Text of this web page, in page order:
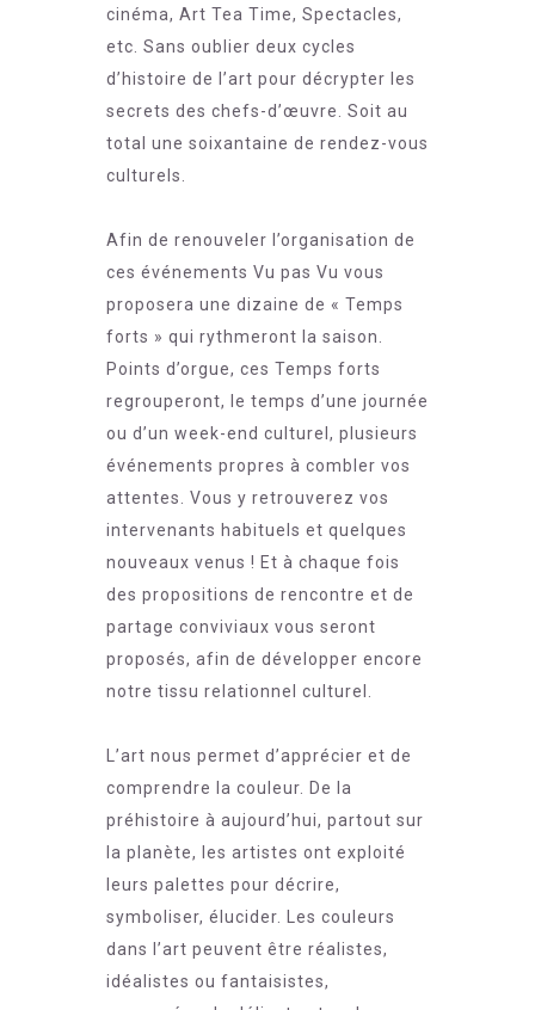
cinéma, Art Tea Time, Spectacles,
etc. Sans oublier deux cycles
d’histoire de l’art pour décrypter les
secrets des chefs-d’œuvre. Soit au
total une soixantaine de rendez-vous
culturels.
Afin de renouveler l’organisation de
ces événements Vu pas Vu vous
proposera une dizaine de « Temps
forts » qui rythmeront la saison.
Points d’orgue, ces Temps forts
regrouperont, le temps d’une journée
ou d’un week-end culturel, plusieurs
événements propres à combler vos
attentes. Vous y retrouverez vos
intervenants habituels et quelques
nouveaux venus ! Et à chaque fois
des propositions de rencontre et de
partage conviviaux vous seront
proposés, afin de développer encore
notre tissu relationnel culturel.
L’art nous permet d’apprécier et de
comprendre la couleur. De la
préhistoire à aujourd’hui, partout sur
la planète, les artistes ont exploité
leurs palettes pour décrire,
symboliser, élucider. Les couleurs
dans l’art peuvent être réalistes,
idéalistes ou fantaisistes,